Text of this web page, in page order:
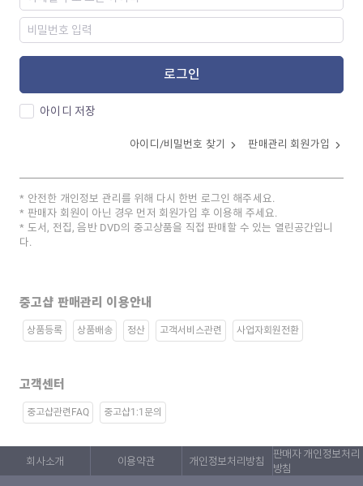
로그인
아이디 저장
아이디/비밀번호 찾기 판매관리 회원가입
안전한 개인정보 관리를 위해 다시 한번 로그인 해주세요.
판매자 회원이 아닌 경우 먼저 회원가입 후 이용해 주세요.
도서, 전집, 음반 DVD의 중고상품을 직접 판매할 수 있는 열린공간입니
다.
중고샵 판매관리 이용안내
상품등록 상품배송 정산 고객서비스관련 사업자회원전환
고객센터
중고샵관련FAQ 중고샵1:1문의
회사소개 이용약관 개인정보처리방침
판매자 개인정보처리
방침